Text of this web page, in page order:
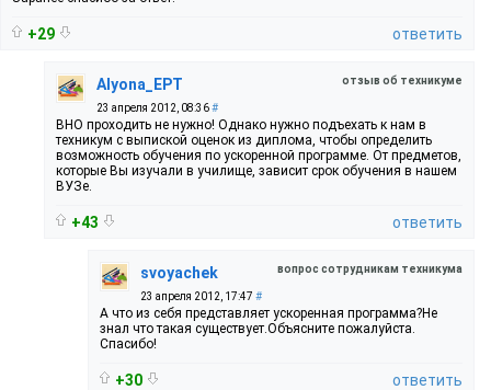
+29 ответить
отзыв об техникуме
Alyona_EPT
23 апреля 2012, 08:36#
ВНО проходить не нужно! Однако нужно подъехать к нам в
техникум с выпиской оценок из диплома, чтобы определить
возможность обучения по ускоренной программе. От предметов,
которые Вы изучали в училище, зависит срок обучения в нашем
ВУЗе.
+43 ответить
вопрос сотрудникам техникума
svoyachek
23 апреля 2012, 17:47 #
А что из себя представляет ускоренная программа?Не
знал что такая существует.Объясните пожалуйста.
Спасибо!
+30 ответить